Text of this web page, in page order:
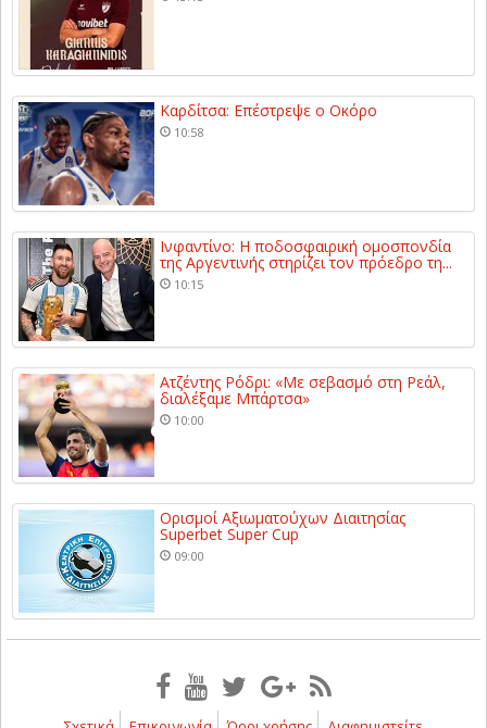
Καρδίτσα: Επέστρεψε ο Οκόρο
10:58
Ινφαντίνο: Η ποδοσφαιρική ομοσπονδία
της Αργεντινής στηρίζει τον πρόεδρο τη...
10:15
Ατζέντης Ρόδρι: «Με σεβασμό στη Ρεάλ,
διαλέξαμε Μπάρτσα»
10:00
Ορισμοί Αξιωματούχων Διαιτησίας
Superbet Super Cup
09:00